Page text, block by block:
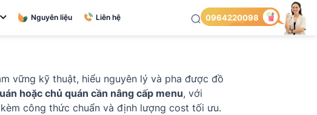
Nguyên liệu Liên hệ 0964220098
vững kỹ thuật, hiểu nguyên lý và pha được đồ
hoặc chủ quán cần nâng cấp menu, với
công thức chuẩn và định lượng cost tối ưu.